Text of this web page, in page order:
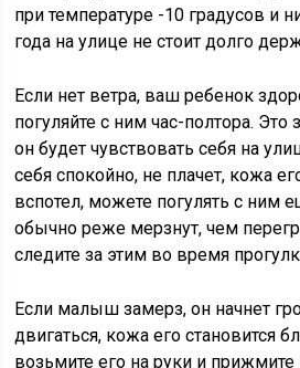
при температуре -10 градусов и
года на улице не стоит долго
Если нет ветра, ваш ребенок
погуляйте с ним час-полтора. Это
он будет чувствовать себя на
себя спокойно, не плачет, кожа
вспотел, можете погулять с ним
обычно реже мерзнут, чем
следите за этим во время
Если малыш замерз, он начнет
двигаться, кожа его становится
возьмите его на руки и прижмите